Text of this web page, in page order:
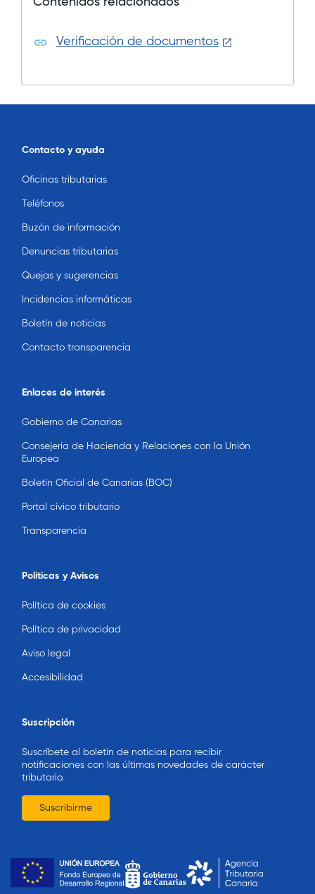
Verificación de documentos
Contacto y ayuda
Oficinas tributarias
Teléfonos
Buzón de información
Denuncias tributarias
Quejas y sugerencias
Incidencias informáticas
Boletín de noticias
Contacto transparencia
Enlaces de interés
Gobierno de Canarias
Consejería de Hacienda y Relaciones con la Unión
Europea
Boletín Oficial de Canarias (BOC)
Portal cívico tributario
Transparencia
Políticas y Avisos
Política de cookies
Política de privacidad
Aviso legal
Accesibilidad
Suscripción
Suscríbete al boletín de noticias para recibir
notificaciones con las últimas novedades de carácter
tributario.
Suscribirme